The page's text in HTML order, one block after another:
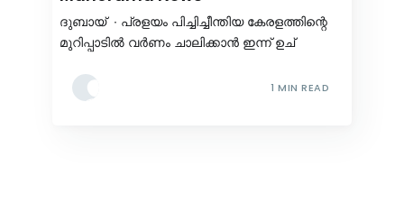
ദുബായ് ∙ പ്രളയം പിച്ചിച്ചീന്തിയ കേരളത്തിന്റെ
മുറിപ്പാടിൽ വർണം ചാലിക്കാൻ ഇന്ന് ഉച്
1 MIN READ